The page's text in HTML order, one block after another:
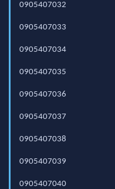
0905407032
0905407033
0905407034
0905407035
0905407036
0905407037
0905407038
0905407039
0905407040